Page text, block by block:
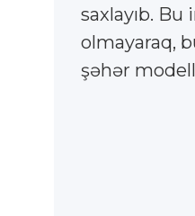
saxlayıb.
olmayaraq,
şəhər